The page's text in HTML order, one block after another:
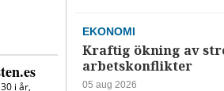
EKONOMI
Kraftig ökning av
arbetskonflikter
05 aug 2026